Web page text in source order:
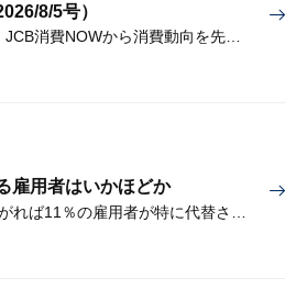
8/5号）
個社データ・業界統計・JCB消費NOWから消費動向を先取り
雇用者はいかほどか